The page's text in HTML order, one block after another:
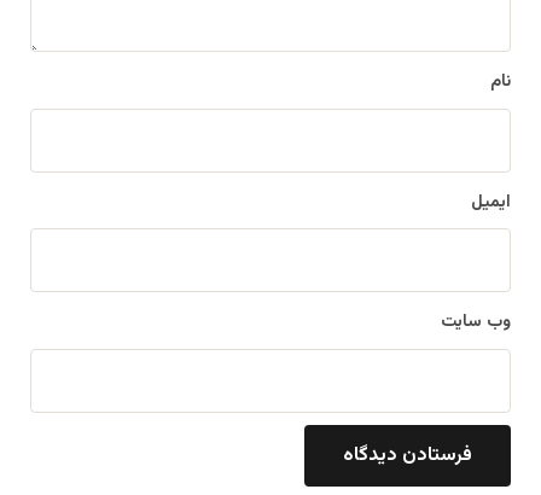
نام
ایمیل
وب‌ سایت